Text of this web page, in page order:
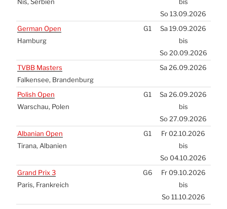
So 13.09.2026
Ger­man Open
Ham­burg
G1
Sa 19.09.2026
bis
So 20.09.2026
TVBB Mas­ters
Fal­ken­see, Bran­den­burg
Sa 26.09.2026
Polish Open
War­schau, Polen
G1
Sa 26.09.2026
bis
So 27.09.2026
Alba­ni­an Open
Tira­na, Alba­ni­en
G1
Fr 02.10.2026
bis
So 04.10.2026
Grand Prix 3
Paris, Frank­reich
G6
Fr 09.10.2026
bis
So 11.10.2026